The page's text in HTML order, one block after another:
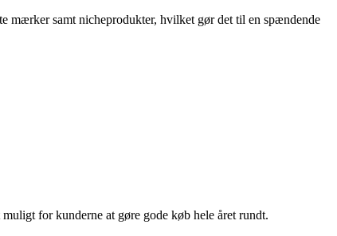
mærker samt nicheprodukter, hvilket gør det til en spændende
for kunderne at gøre gode køb hele året rundt.